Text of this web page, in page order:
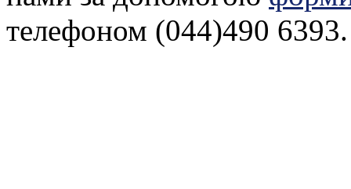
телефоном (044)490 6393.